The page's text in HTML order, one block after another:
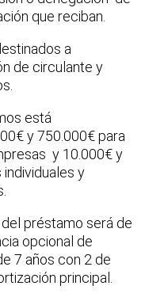
que reciban.
a
de circulante y
está
y 750.000€ para
y 10.000€ y
y
préstamo será de
opcional de
7 años con 2 de
principal.